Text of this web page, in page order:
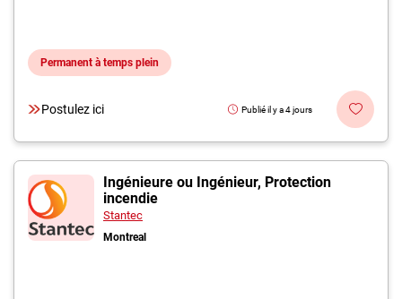
Ma boîte à outils
Conseils carrière
Inscrivez-vous à l'infolettre
Employeurs
Permanent à temps plein
Postulez ici Publié il y a 4 jours
Ingénieure ou Ingénieur, Protection
incendie
Stantec
Montreal